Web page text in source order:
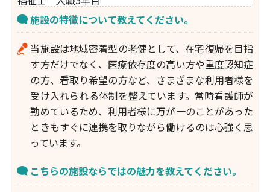
施設の特徴について教えてください。
当施設は地域密着型の老健として、在宅復帰を目指
す方だけでなく、医療依存度の高い方や重度認知症
の方、看取り希望の方など、さまざまな利用者様を
受け入れられる体制を整えています。常時看護師が
勤めているため、利用者様に万が一のことがあった
ときもすぐに連携を取りながら働けるのは心強く思
っています。
こちらの施設ならではの魅力を教えてください。